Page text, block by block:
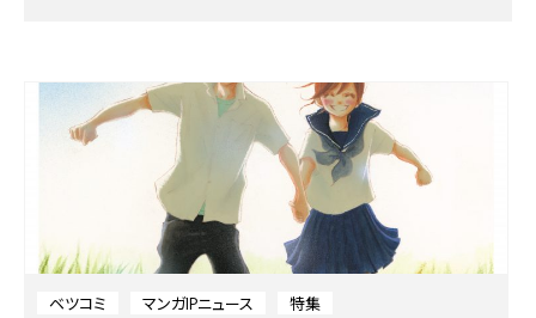
ベツコミ マンガIPニュース 特集